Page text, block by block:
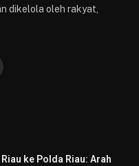
dikelola oleh rakyat,
ke Polda Riau: Arah